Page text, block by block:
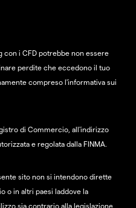
con i CFD potrebbe non essere
perdite che eccedono il tuo
compreso l'informativa sui
di Commercio, all'indirizzo
e regolata dalla FINMA.
sito non si intendono dirette
o in altri paesi laddove la
sia contrario alla legislazione